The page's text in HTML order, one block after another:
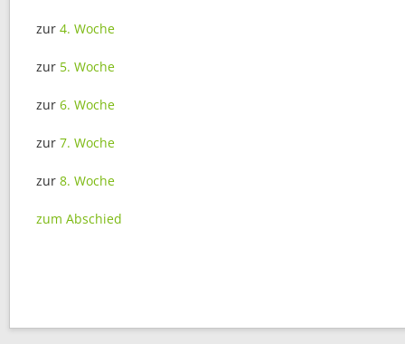
zur 4. Woche
zur 5. Woche
zur 6. Woche
zur 7. Woche
zur 8. Woche
zum Abschied